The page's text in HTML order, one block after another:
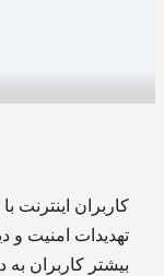
کاربران اینترنت
تهدیدات امنیت و
بیشتر کاربران به